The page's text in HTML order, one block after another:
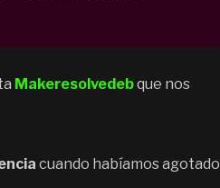
Makeresolvedebque nos
cuando habíamos agotado